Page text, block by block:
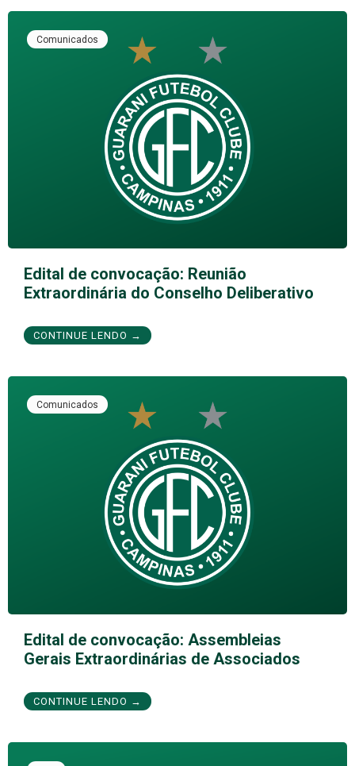
Comunicados
Edital de convocação: Reunião
Extraordinária do Conselho Deliberativo
CONTINUE LENDO →
Comunicados
Edital de convocação: Assembleias
Gerais Extraordinárias de Associados
CONTINUE LENDO →